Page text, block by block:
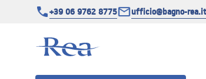
+39 06 9762 8775 ufficio@bagno-rea.it